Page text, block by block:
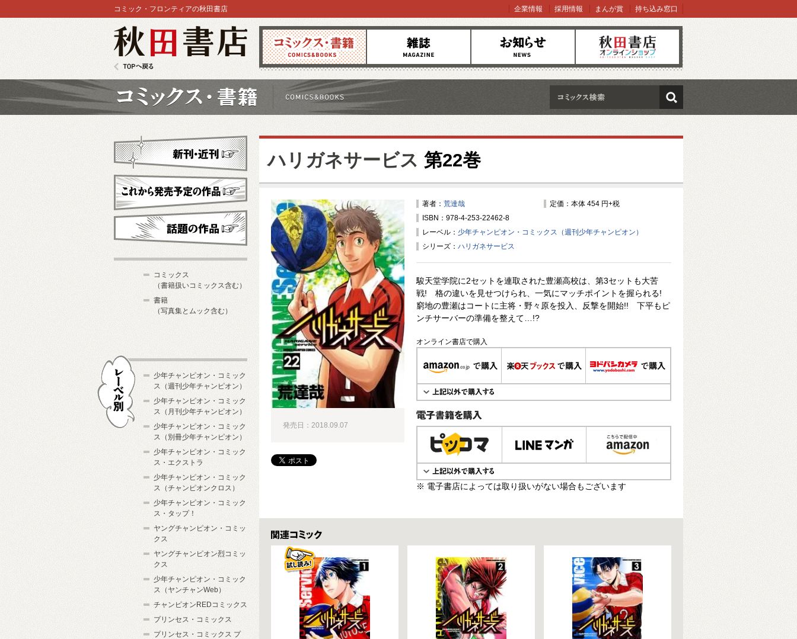
コミックス 雑誌 お知らせ オンラインショップ
コミック・フロンティアの秋田書店 企業情報 採用情報 まんが賞 持ち込み窓口
検索
ハリガネサービス 第22巻
著者： 荒達哉
定価：本体 454 円+税
ISBN：978-4-253-22462-8
レーベル： 少年チャンピオン・コミックス（週刊少年チャンピオン）
シリーズ： ハリガネサービス
駿天堂学院に2セットを連取された豊瀬高校は、第3セットも大苦
戦! 格の違いを見せつけられ、一気にマッチポイントを握られる!
窮地の豊瀬はコートに主将・野々原を投入、反撃を開始!! 下平もピ
ンチサーバーの準備を整えて…!?
オンライン書店で購入
電子書籍で購入
※ 電子書店によっては取り扱いがない場合もございます
発売日：2018.09.07
関連コミックス
新刊・近刊
これから発売予定
コミックス
（書籍扱いコミックス含む）
書籍
（写真集とムック含む）
少年チャンピオン・コミック
ス（週刊少年チャンピオン）
少年チャンピオン・コミック
ス（月刊少年チャンピオン）
少年チャンピオン・コミック
ス（別冊少年チャンピオン）
少年チャンピオン・コミック
ス・エクストラ
少年チャンピオン・コミック
ス（チャンピオンクロス）
少年チャンピオン・コミック
ス・タップ！
ヤングチャンピオン・コミッ
クス
ヤングチャンピオン烈コミッ
クス
少年チャンピオン・コミック
ス（ヤンチャンWeb）
チャンピオンREDコミックス
プリンセス・コミックス
プリンセス・コミックス プ